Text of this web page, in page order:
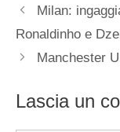
Milan:
Ronaldinho e
Manchester
Lascia un